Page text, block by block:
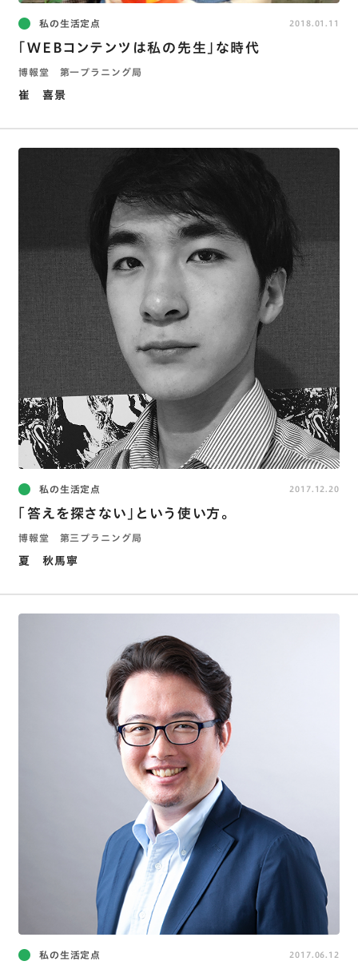
私の生活定点
｢WEBコンテンツは私の先生｣な時代
博報堂 第一プラニング局
崔 喜景
2018.01.11
私の生活定点
「答えを探さない」という使い方。
博報堂 第三プラニング局
夏 秋馬寧
2017.12.20
私の生活定点 2017.06.12